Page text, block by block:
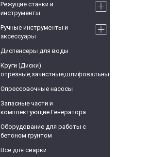
Режущие станки и
инструменты
Ручные инструменты и
аксессуары
Диспенсеры для воды
Круги (Диски)
отрезные,зачистные,шлифовальные
Опрессовочные насосы
Запасные части и
комплектующие Генератора
Оборудование для работы с
бетоном грунтом
Все для сварки